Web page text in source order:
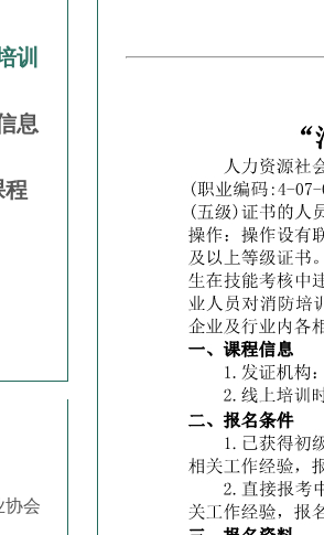
训
息
程
协会